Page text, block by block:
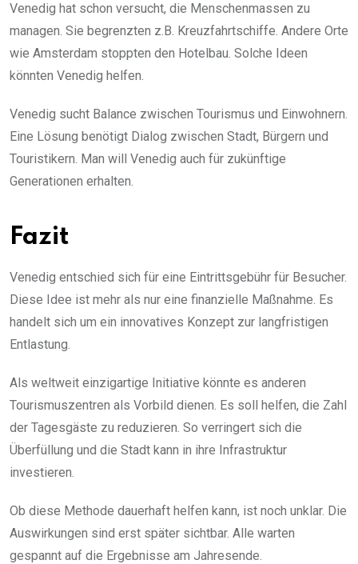
Venedig hat schon versucht, die Menschenmassen zu
managen. Sie begrenzten z.B. Kreuzfahrtschiffe. Andere Orte
wie Amsterdam stoppten den Hotelbau. Solche Ideen
könnten Venedig helfen.
Venedig sucht Balance zwischen Tourismus und Einwohnern.
Eine Lösung benötigt Dialog zwischen Stadt, Bürgern und
Touristikern. Man will Venedig auch für zukünftige
Generationen erhalten.
Fazit
Venedig entschied sich für eine Eintrittsgebühr für Besucher.
Diese Idee ist mehr als nur eine finanzielle Maßnahme. Es
handelt sich um ein innovatives Konzept zur langfristigen
Entlastung.
Als weltweit einzigartige Initiative könnte es anderen
Tourismuszentren als Vorbild dienen. Es soll helfen, die Zahl
der Tagesgäste zu reduzieren. So verringert sich die
Überfüllung und die Stadt kann in ihre Infrastruktur
investieren.
Ob diese Methode dauerhaft helfen kann, ist noch unklar. Die
Auswirkungen sind erst später sichtbar. Alle warten
gespannt auf die Ergebnisse am Jahresende.